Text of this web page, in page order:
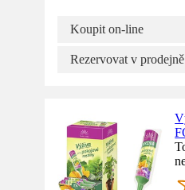
Koupit on-line
Rezervovat v prodejně